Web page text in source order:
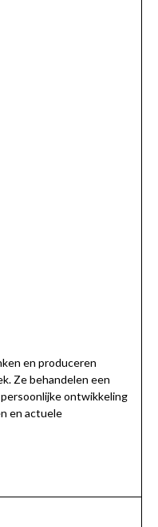
en produceren
Ze behandelen een
ontwikkeling
en actuele